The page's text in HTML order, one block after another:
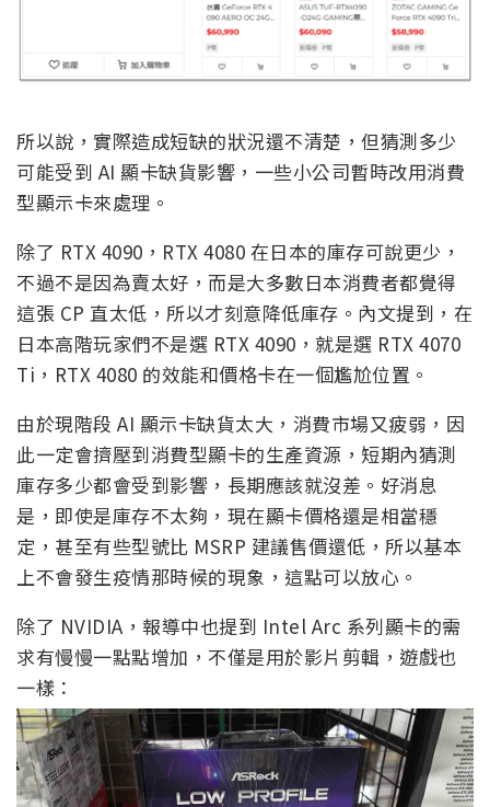
所以說，實際造成短缺的狀況還不清楚，但猜測多少
可能受到 AI 顯卡缺貨影響，一些小公司暫時改用消費
型顯示卡來處理。
除了 RTX 4090，RTX 4080 在日本的庫存可說更少，
不過不是因為賣太好，而是大多數日本消費者都覺得
這張 CP 直太低，所以才刻意降低庫存。內文提到，在
日本高階玩家們不是選 RTX 4090，就是選 RTX 4070
Ti，RTX 4080 的效能和價格卡在一個尷尬位置。
由於現階段 AI 顯示卡缺貨太大，消費市場又疲弱，因
此一定會擠壓到消費型顯卡的生產資源，短期內猜測
庫存多少都會受到影響，長期應該就沒差。好消息
是，即使是庫存不太夠，現在顯卡價格還是相當穩
定，甚至有些型號比 MSRP 建議售價還低，所以基本
上不會發生疫情那時候的現象，這點可以放心。
除了 NVIDIA，報導中也提到 Intel Arc 系列顯卡的需
求有慢慢一點點增加，不僅是用於影片剪輯，遊戲也
一樣：